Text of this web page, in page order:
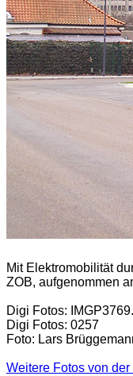
Mit Elektromobilität
ZOB, aufgenommen
Digi Fotos:
Digi Fotos: 0257
Foto: Lars
Weitere Fotos von